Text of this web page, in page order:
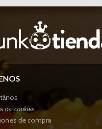
decookies
de compra